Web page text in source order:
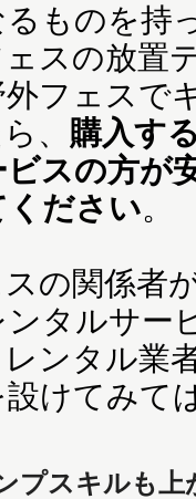
ものを持
スの放置
フェスで
、 購入す
スの方が
ください。
の関係者
タルサー
ンタル業
けてみて
プスキルも上